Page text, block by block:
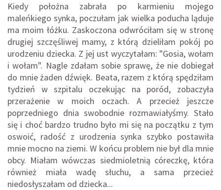
Kiedy położna zabrała po karmieniu mojego
maleńkiego synka, poczułam jak wielka poducha ląduje
ma moim łóżku. Zaskoczona odwróciłam się w stronę
drugiej szczęśliwej mamy, z którą dzieliłam pokój po
urodzeniu dziecka. Z jej ust wyczytałam: "Gosia, wołam
i wołam". Nagle zdałam sobie sprawę, że nie dobiegał
do mnie żaden dźwięk. Beata, razem z którą spędziłam
tydzień w szpitalu oczekując na poród, zobaczyła
przerażenie w moich oczach. A przecież jeszcze
poprzedniego dnia swobodnie rozmawiałyśmy. Stało
się i choć bardzo trudno było mi się na początku z tym
oswoić, radość z urodzenia synka szybko postawiła
mnie mocno na ziemi. W końcu problem nie był dla mnie
obcy. Miałam wówczas siedmioletnią córeczkę, która
również miała wadę słuchu, a sama przecież
niedosłyszałam od dziecka...